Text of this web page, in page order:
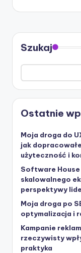
Szukaj
Ostatnie
Moja droga do
jak
użyteczność i
Software House
skalowalnego
perspektywy
Moja droga po
optymalizacja i
Kampanie
rzeczywisty
praktyka